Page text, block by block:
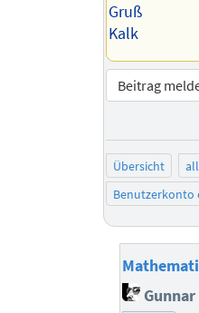
Gruß
Kalk
Beitrag
Übersicht
Benutzerkonto